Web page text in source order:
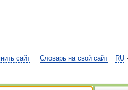
RU
сайт Словарь на свой сайт